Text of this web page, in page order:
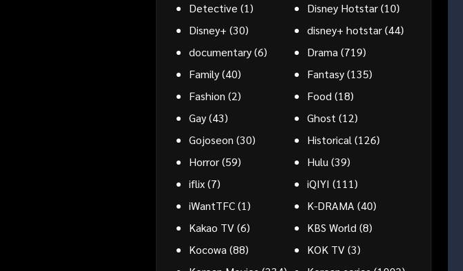
Detective (1) Disney Hotstar(10)
Disney+ (30) disney+ hotstar(44)
documentary(6) Drama (719)
Family(40) Fantasy(135)
Fashion (2) Food (18)
Gay(43) Ghost (12)
Gojoseon (30) Historical (126)
Horror(59) Hulu (39)
iflix(7) iQIYI (111)
iWantTFC(1) K-DRAMA (40)
Kakao TV(6) KBS World (8)
Kocowa (88) KOK TV(3)